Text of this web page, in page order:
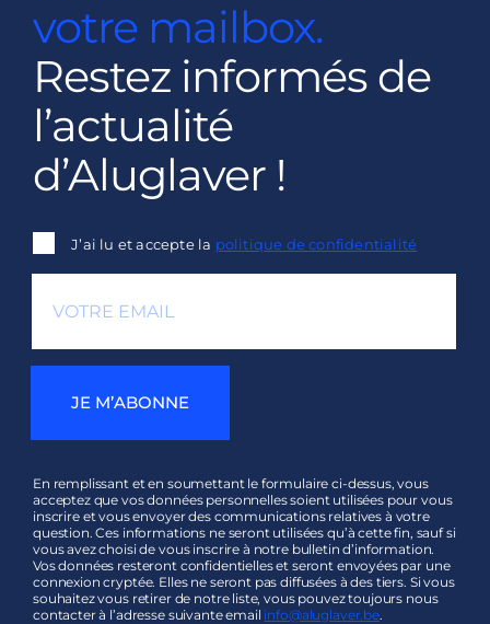
votre mailbox.
Restez informés de
l’actualité
d’Aluglaver !
J’ai lu et accepte la politique de confidentialité
JE M’ABONNE
En remplissant et en soumettant le formulaire ci-dessus, vous
acceptez que vos données personnelles soient utilisées pour vous
inscrire et vous envoyer des communications relatives à votre
question. Ces informations ne seront utilisées qu’à cette fin, sauf si
vous avez choisi de vous inscrire à notre bulletin d’information.
Vos données resteront confidentielles et seront envoyées par une
connexion cryptée. Elles ne seront pas diffusées à des tiers. Si vous
souhaitez vous retirer de notre liste, vous pouvez toujours nous
contacter à l’adresse suivante email info@aluglaver.be.